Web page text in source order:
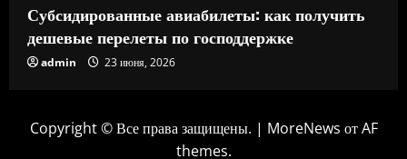
Субсидированные авиабилеты: как получить
дешевые перелеты по господдержке
admin 23 июня, 2026
Copyright © Все права защищены. | MoreNews от AF
themes.